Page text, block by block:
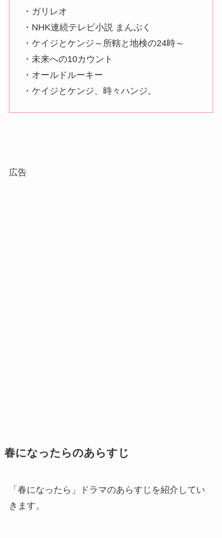
・ガリレオ
・NHK連続テレビ小説 まんぷく
・ケイジとケンジ～所轄と地検の24時～
・未来への10カウント
・オールドルーキー
・ケイジとケンジ、時々ハンジ。
広告
春になったらのあらすじ
「春になったら」ドラマのあらすじを紹介してい
きます。